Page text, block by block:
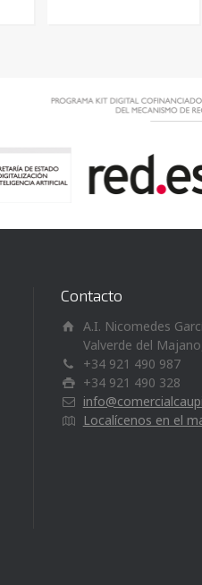
Contacto
A.I. Nicomedes
Valverde del
+34 921 490 987
+34 921 490 328
Localícenos en el